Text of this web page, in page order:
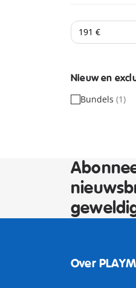
Nieuw en
Bundels (1)
Over